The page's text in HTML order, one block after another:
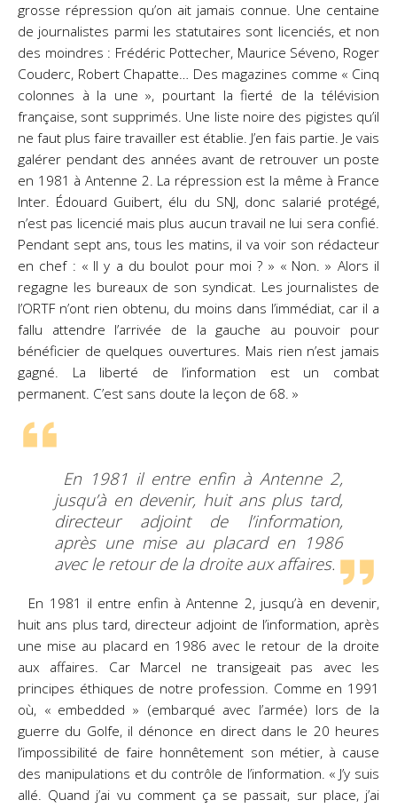
grosse répression qu’on ait jamais connue. Une centaine
de journalistes parmi les statutaires sont licenciés, et non
des moindres : Frédéric Pottecher, Maurice Séveno, Roger
Couderc, Robert Chapatte… Des magazines comme « Cinq
colonnes à la une », pourtant la fierté de la télévision
française, sont supprimés. Une liste noire des pigistes qu’il
ne faut plus faire travailler est établie. J’en fais partie. Je vais
galérer pendant des années avant de retrouver un poste
en 1981 à Antenne 2. La répression est la même à France
Inter. Édouard Guibert, élu du SNJ, donc salarié protégé,
n’est pas licencié mais plus aucun travail ne lui sera confié.
Pendant sept ans, tous les matins, il va voir son rédacteur
en chef : « Il y a du boulot pour moi ? » « Non. » Alors il
regagne les bureaux de son syndicat. Les journalistes de
l’ORTF n’ont rien obtenu, du moins dans l’immédiat, car il a
fallu attendre l’arrivée de la gauche au pouvoir pour
bénéficier de quelques ouvertures. Mais rien n’est jamais
gagné. La liberté de l’information est un combat
permanent. C’est sans doute la leçon de 68. »
En 1981 il entre enfin à Antenne 2,
jusqu’à en devenir, huit ans plus tard,
directeur adjoint de l’information,
après une mise au placard en 1986
avec le retour de la droite aux affaires.
En 1981 il entre enfin à Antenne 2, jusqu’à en devenir,
huit ans plus tard, directeur adjoint de l’information, après
une mise au placard en 1986 avec le retour de la droite
aux affaires. Car Marcel ne transigeait pas avec les
principes éthiques de notre profession. Comme en 1991
où, « embedded » (embarqué avec l’armée) lors de la
guerre du Golfe, il dénonce en direct dans le 20 heures
l’impossibilité de faire honnêtement son métier, à cause
des manipulations et du contrôle de l’information. « J’y suis
allé. Quand j’ai vu comment ça se passait, sur place, j’ai